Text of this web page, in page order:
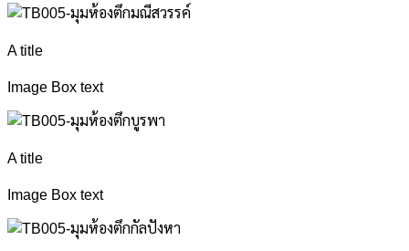
A title
Image Box text
A title
Image Box text